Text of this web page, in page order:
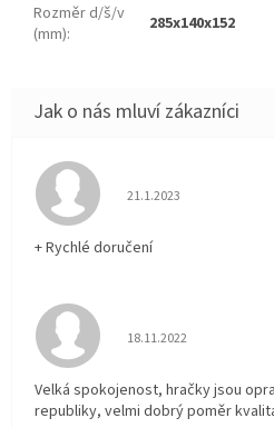
Rozměr d/š/v
(mm): 285x140x152
Hodnocení obchodu je
21.1.2023
+ Rychlé doručení
Hodnocení obchodu je
18.11.2022
Velká spokojenost, hračky jsou
republiky, velmi dobrý poměr